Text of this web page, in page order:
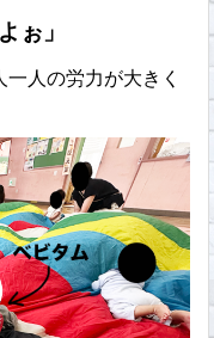
ぉ」
一人の労力が大きく